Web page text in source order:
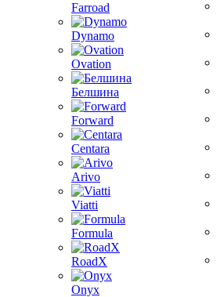
Farroad
Dynamo
Ovation
Белшина
Forward
Centara
Arivo
Viatti
Formula
RoadX
Onyx